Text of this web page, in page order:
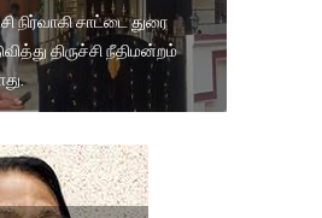
நிர்வாகி சாட்டை துரை
திருச்சி நீதிமன்றம்